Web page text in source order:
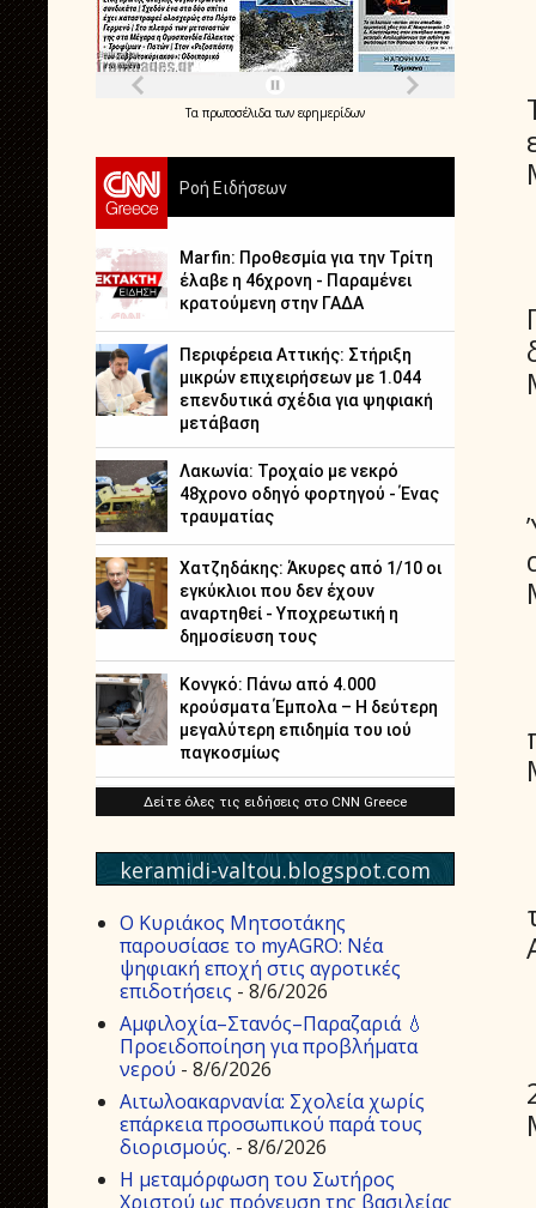
Τα πρωτοσέλιδατων εφημερίδων
keramidi-valtou.blogspot.com
Ο Κυριάκος Μητσοτάκης
παρουσίασε το myAGRO: Νέα
ψηφιακή εποχή στις αγροτικές
επιδοτήσεις - 8/6/2026
Αμφιλοχία–Στανός–Παραζαριά 💧
Προειδοποίηση για προβλήματα
νερού - 8/6/2026
Αιτωλοακαρνανία: Σχολεία χωρίς
επάρκεια προσωπικού παρά τους
διορισμούς. - 8/6/2026
Η μεταμόρφωση του Σωτήρος
Χριστού ως πρόγευση της βασιλείας